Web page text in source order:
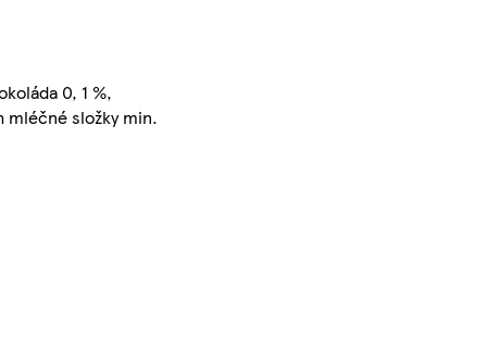
0, 1 %,
mléčné složky min.